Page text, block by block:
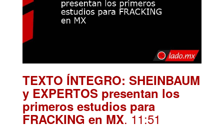
TEXTO ÍNTEGRO: SHEINBAUM
y EXPERTOS presentan los
primeros estudios para
FRACKING en MX. 11:51